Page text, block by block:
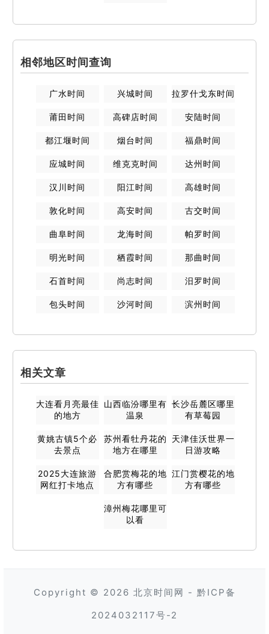
相邻地区时间查询
广水时间 兴城时间 拉罗什戈东时间
莆田 时间 高碑店时间 安陆时间
都江堰时间 烟台时间 福鼎时间
应城时间 维克克时间 达州时间
汉川 时间 阳江时间 高雄时间
敦化时间 高安时间 古交时间
曲阜时间 龙海时间 帕罗时间
明光时间 栖霞时间 那曲 时间
石首时间 尚志时间 汨罗时间
包头时间 沙河时间 滨州时间
相关文章
大连看月亮最佳
的地方
山西临汾哪里有
温泉
长沙岳麓区哪里
有草莓园
黄姚古镇5个必
去景点
苏州看牡丹花的
地方在哪里
天津佳沃世界一
日游攻略
2025大连旅游
网红打卡地点
合肥赏梅花的地
方有哪些
江门赏樱花的地
方有哪些
漳州梅花哪里可
以看
Copyright © 2026 北京时间网 - 黔ICP备
2024032117号-2